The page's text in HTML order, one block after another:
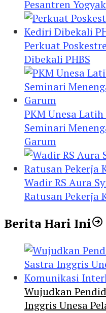
Pesantren
Perkuat
Dibekali PHBS
PKM Unesa
Seminari
Garum
Wadir RS Aura
Ratusan Pekerja
Berita Hari Ini
Wujudkan
Inggris Unesa